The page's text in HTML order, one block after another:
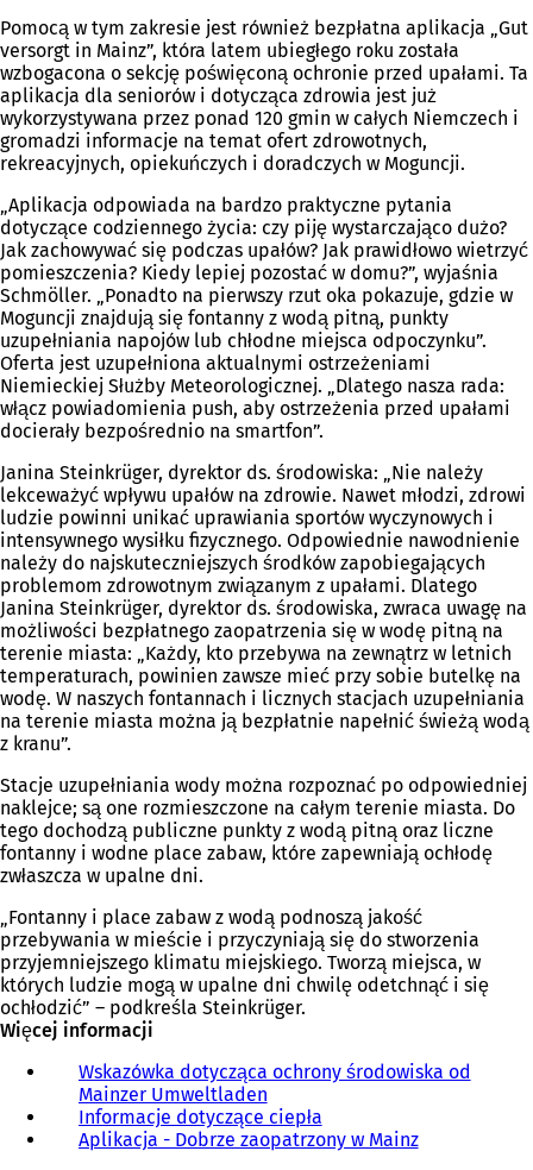
Pomocą w tym zakresie jest również bezpłatna aplikacja „Gut
versorgt in Mainz”, która latem ubiegłego roku została
wzbogacona o sekcję poświęconą ochronie przed upałami. Ta
aplikacja dla seniorów i dotycząca zdrowia jest już
wykorzystywana przez ponad 120 gmin w całych Niemczech i
gromadzi informacje na temat ofert zdrowotnych,
rekreacyjnych, opiekuńczych i doradczych w Moguncji.
„Aplikacja odpowiada na bardzo praktyczne pytania
dotyczące codziennego życia: czy piję wystarczająco dużo?
Jak zachowywać się podczas upałów? Jak prawidłowo wietrzyć
pomieszczenia? Kiedy lepiej pozostać w domu?”, wyjaśnia
Schmöller. „Ponadto na pierwszy rzut oka pokazuje, gdzie w
Moguncji znajdują się fontanny z wodą pitną, punkty
uzupełniania napojów lub chłodne miejsca odpoczynku”.
Oferta jest uzupełniona aktualnymi ostrzeżeniami
Niemieckiej Służby Meteorologicznej. „Dlatego nasza rada:
włącz powiadomienia push, aby ostrzeżenia przed upałami
docierały bezpośrednio na smartfon”.
Janina Steinkrüger, dyrektor ds. środowiska: „Nie należy
lekceważyć wpływu upałów na zdrowie. Nawet młodzi, zdrowi
ludzie powinni unikać uprawiania sportów wyczynowych i
intensywnego wysiłku fizycznego. Odpowiednie nawodnienie
należy do najskuteczniejszych środków zapobiegających
problemom zdrowotnym związanym z upałami. Dlatego
Janina Steinkrüger, dyrektor ds. środowiska, zwraca uwagę na
możliwości bezpłatnego zaopatrzenia się w wodę pitną na
terenie miasta: „Każdy, kto przebywa na zewnątrz w letnich
temperaturach, powinien zawsze mieć przy sobie butelkę na
wodę. W naszych fontannach i licznych stacjach uzupełniania
na terenie miasta można ją bezpłatnie napełnić świeżą wodą
z kranu”.
Stacje uzupełniania wody można rozpoznać po odpowiedniej
naklejce; są one rozmieszczone na całym terenie miasta. Do
tego dochodzą publiczne punkty z wodą pitną oraz liczne
fontanny i wodne place zabaw, które zapewniają ochłodę
zwłaszcza w upalne dni.
„Fontanny i place zabaw z wodą podnoszą jakość
przebywania w mieście i przyczyniają się do stworzenia
przyjemniejszego klimatu miejskiego. Tworzą miejsca, w
których ludzie mogą w upalne dni chwilę odetchnąć i się
ochłodzić” – podkreśla Steinkrüger.
Więcej informacji
Wskazówka dotycząca ochrony środowiska od
Mainzer Umweltladen
O
t
Informacje dotyczące ciepła
O
Aplikacja - Dobrze zaopatrzony w Mainz(